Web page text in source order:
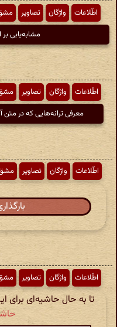
اطّلاعات واژگان تصاویر
مشابه‌یابی
اطّلاعات واژگان تصاویر
معرفی ترانه‌هایی که در متن
اطّلاعات واژگان تصاویر
اطّلاعات واژگان تصاویر
تا به حال حاشیه‌ای